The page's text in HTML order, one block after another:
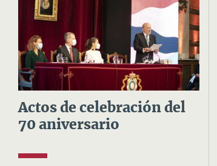
Actos de celebración del
70 aniversario